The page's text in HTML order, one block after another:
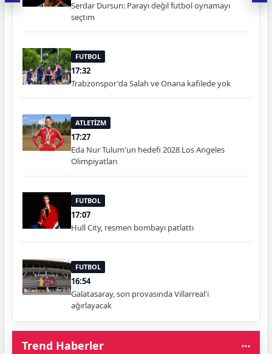
Serdar Dursun: Parayı değil futbol oynamayı
seçtim
FUTBOL
17:32
Trabzonspor'da Salah ve Onana kafilede yok
ATLETİZM
17:27
Eda Nur Tulum'un hedefi 2028 Los Angeles
Olimpiyatları
FUTBOL
17:07
Hull City, resmen bombayı patlattı
FUTBOL
16:54
Galatasaray, son provasında Villarreal'i
ağırlayacak
Trend Haberler